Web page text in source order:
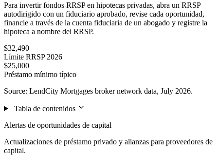
Para invertir fondos RRSP en hipotecas privadas, abra un RRSP
autodirigido con un fiduciario aprobado, revise cada oportunidad,
financie a través de la cuenta fiduciaria de un abogado y registre la
hipoteca a nombre del RRSP.
$32,490
Límite RRSP 2026
$25,000
Préstamo mínimo típico
Source: LendCity Mortgages broker network data, July 2026.
Tabla de contenidos
Alertas de oportunidades de capital
Actualizaciones de préstamo privado y alianzas para proveedores de
capital.